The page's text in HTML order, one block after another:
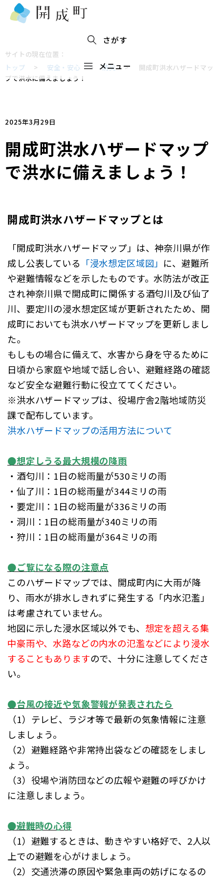
さがす
メニュー
サイトの現在位置：
トップ > 安全・安心 >防災>
開成町洪水ハザードマッ
プで洪水に備えましょう！
2025年3月29日
開成町洪水ハザードマップ
で洪水に備えましょう！
開成町洪水ハザードマップとは
「開成町洪水ハザードマップ」は、神奈川県が作
成し公表している 「浸水想定区域図」 に、避難所
や避難情報などを示したものです。水防法が改正
され神奈川県で開成町に関係する酒匂川及び仙了
川、要定川の浸水想定区域が更新されたため、開
成町においても洪水ハザードマップを更新しまし
た。
もしもの場合に備えて、水害から身を守るために
日頃から家庭や地域で話し合い、避難経路の確認
など安全な避難行動に役立ててください。
※洪水ハザードマップは、役場庁舎2階地域防災
課で配布しています。
洪水ハザードマップの活用方法について
●想定しうる最大規模の降雨
・酒匂川：1日の総雨量が530ミリの雨
・仙了川：1日の総雨量が344ミリの雨
・要定川：1日の総雨量が336ミリの雨
・洞川：1日の総雨量が340ミリの雨
・狩川：1日の総雨量が364ミリの雨
●ご覧になる際の注意点
このハザードマップでは、開成町内に大雨が降
り、雨水が排水しきれずに発生する「内水氾濫」
は考慮されていません。
地図に示した浸水区域以外でも、 想定を超える集
中豪雨や、水路などの内水の氾濫などにより浸水
することもありますので、十分に注意してくださ
い。
●台風の接近や気象警報が発表されたら
（1）テレビ、ラジオ等で最新の気象情報に注意
しましょう。
（2）避難経路や非常持出袋などの確認をしまし
ょう。
（3）役場や消防団などの広報や避難の呼びかけ
に注意しましょう。
●避難時の心得
（1）避難するときは、動きやすい格好で、2人以
上での避難を心がけましょう。
（2）交通渋滞の原因や緊急車両の妨げになるの